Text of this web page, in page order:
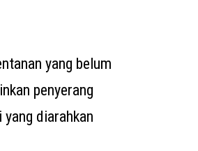
yang belum
penyerang
diarahkan